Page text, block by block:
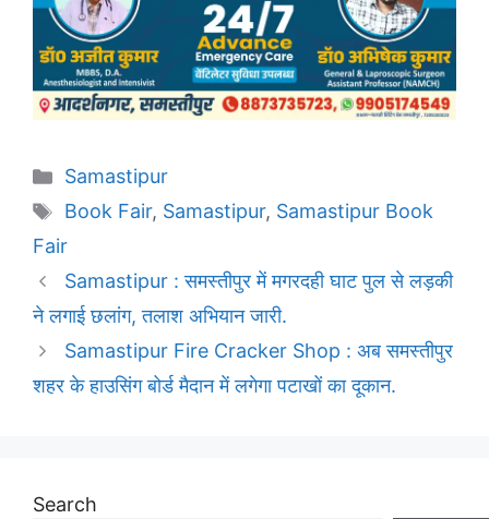
Categories
Samastipur
Tags
Book Fair, Samastipur, Samastipur Book
Fair
Samastipur : समस्तीपुर में मगरदही घाट पुल से लड़की
ने लगाई छलांग, तलाश अभियान जारी.
Samastipur Fire Cracker Shop : अब समस्तीपुर
शहर के हाउसिंग बोर्ड मैदान में लगेगा पटाखों का दूकान.
Search